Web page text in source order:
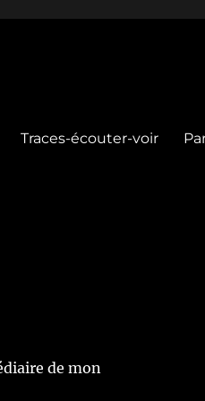
Traces-écouter-voir
de mon